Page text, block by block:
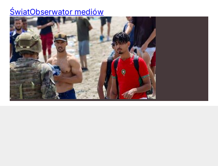
ŚwiatObserwator mediów